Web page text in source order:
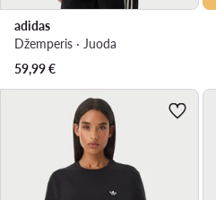
adidas
Džemperis · Juoda
59,99€